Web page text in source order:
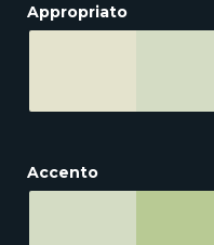
Appropriato
Accento